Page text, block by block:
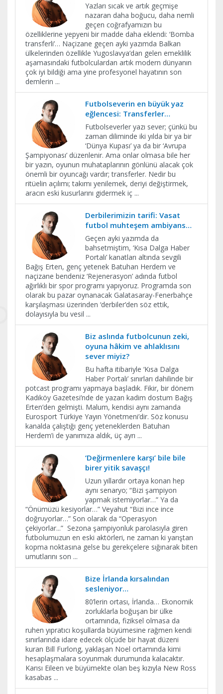
Yazları sıcak ve artık geçmişe
nazaran daha boğucu, daha nemli
geçen coğrafyamızın bu
özelliklerine yepyeni bir madde daha eklendi: ‘Bomba
transferli’… Naçizane geçen ayki yazımda Balkan
ülkelerinden özellikle Yugoslavya’dan gelen emeklilik
aşamasındaki futbolculardan artık modern dünyanın
çok iyi bildiği ama yine profesyonel hayatının son
demlerin ...
Futbolseverin en büyük yaz
eğlencesi: Transferler…
Futbolseverler yazı sever; çünkü bu
zaman diliminde iki yılda bir ya bir
‘Dünya Kupası’ ya da bir ‘Avrupa
Şampiyonası’ düzenlenir. Ama onlar olmasa bile her
bir yazın, oyunun muhataplarının gönlünü alacak çok
önemli bir oyuncağı vardır; transferler. Nedir bu
ritüelin açılımı; takımı yenilemek, deriyi değiştirmek,
aracın eski kusurlarını gidermek iç ...
Derbilerimizin tarifi: Vasat
futbol muhteşem ambiyans…
Geçen ayki yazımda da
bahsetmiştim, ‘Kısa Dalga Haber
Portalı’ kanatları altında sevgili
Bağış Erten, genç yetenek Batuhan Herdem ve
naçizane bendeniz ‘Rejenerasyon’ adında futbol
ağırlıklı bir spor programı yapıyoruz. Programda son
olarak bu pazar oynanacak Galatasaray-Fenerbahçe
karşılaşması üzerinden ‘derbiler’den söz ettik,
dolayısıyla bu vesil ...
Biz aslında futbolcunun zeki,
oyuna hâkim ve ahlaklısını
sever miyiz?
Bu hafta itibariyle ‘Kısa Dalga
Haber Portalı’ sınırları dahilinde bir
potcast programı yapmaya başladık. Fikir, bir dönem
Kadıköy Gazetesi’nde de yazan kadim dostum Bağış
Erten’den gelmişti. Malum, kendisi aynı zamanda
Eurosport Türkiye Yayın Yönetmeni’dir. Söz konusu
kanalda çalıştığı genç yeteneklerden Batuhan
Herdem’i de yanımıza aldık, üç ayrı ...
‘Değirmenlere karşı’ bile bile
birer yitik savaşçı!
Uzun yıllardır ortaya konan hep
aynı senaryo; “Bizi şampiyon
yapmak istemiyorlar…” Ya da
“Önümüzü kesiyorlar…” Veyahut “Bizi ince ince
doğruyorlar…” Son olarak da “Operasyon
çekiyorlar...” Sezona şampiyonluk parolasıyla giren
futbolumuzun en eski aktörleri, ne zaman ki yarıştan
kopma noktasına gelse bu gerekçelere sığınarak biten
umutlarını son ...
Bize İrlanda kırsalından
sesleniyor…
80’lerin ortası, İrlanda… Ekonomik
zorluklarla boğuşan bir ülke
ortamında, fiziksel olmasa da
ruhen yıpratıcı koşullarda büyümesine rağmen kendi
sınırlarında idare edecek ölçüde bir hayat düzeni
kuran Bill Furlong, yaklaşan Noel ortamında kimi
hesaplaşmalara soyunmak durumunda kalacaktır.
Karısı Eileen ve büyümekte olan beş kızıyla New Ross
kasabas ...